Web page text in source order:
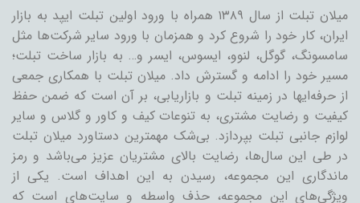
میلان تبلت از سال ۱۳۸۹ همراه با ورود اولین تبلت ایپد به بازار
ایران، کار خود را شروع کرد و همزمان با ورود سایر شرکت‌ها مثل
سامسونگ، گوگل، لنوو، ایسوس، ایسر و… به بازار ساخت تبلت؛
مسیر خود را ادامه و گسترش داد. میلان تبلت با همکاری جمعی
از حرفه‌ایها در زمینه تبلت و بازاریابی، بر آن است که ضمن حفظ
کیفیت و رضایت مشتری، به تنوعات کیف و کاور و گلاس و سایر
لوازم جانبی تبلت بپردازد. بی‌شک مهمترین دستاورد میلان تبلت
در طی این سال‌ها، رضایت بالای مشتریان عزیز می‌باشد و رمز
ماندگاری این مجموعه، رسیدن به این اهداف است. یکی از
ویژگی‌های این مجموعه، حذف واسطه و سایت‌های است که